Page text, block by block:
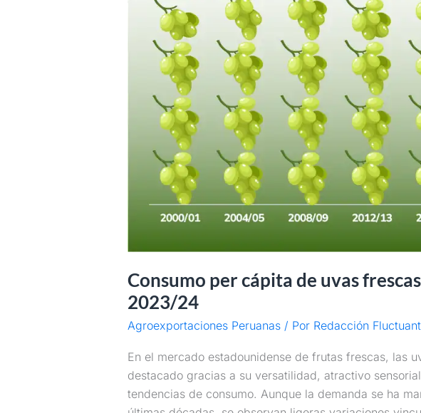
Consumo per cápita de uvas
2023/24
Agroexportaciones Peruanas/ Por Redacción
En el mercado estadounidense de frutas frescas, las
destacado gracias a su versatilidad, atractivo
tendencias de consumo. Aunque la demanda se ha